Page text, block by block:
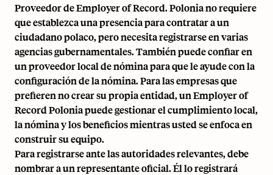
Proveedor de Employer of Record. Polonia no requiere
que establezca una presencia para contratar a un
ciudadano polaco, pero necesita registrarse en varias
agencias gubernamentales. También puede confiar en
un proveedor local de nómina para que le ayude con la
configuración de la nómina. Para las empresas que
prefieren no crear su propia entidad, unEmployer of
Record Poloniapuede gestionar el cumplimiento local,
la nómina y los beneficios mientras usted se enfoca en
construir su equipo.
Para registrarse ante las autoridades relevantes, debe
nombrar a un representante oficial. Él lo registrará